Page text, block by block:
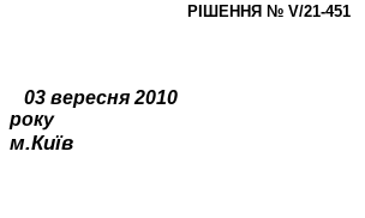
РІШЕННЯ № V/21-451
03 вересня 2010
року
м.Київ